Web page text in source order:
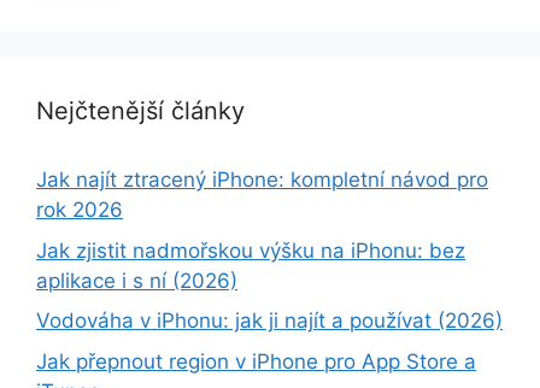
Nejčtenější články
Jak najít ztracený iPhone: kompletní návod pro
rok 2026
Jak zjistit nadmořskou výšku na iPhonu: bez
aplikace i s ní (2026)
Vodováha v iPhonu: jak ji najít a používat (2026)
Jak přepnout region v iPhone pro App Store a